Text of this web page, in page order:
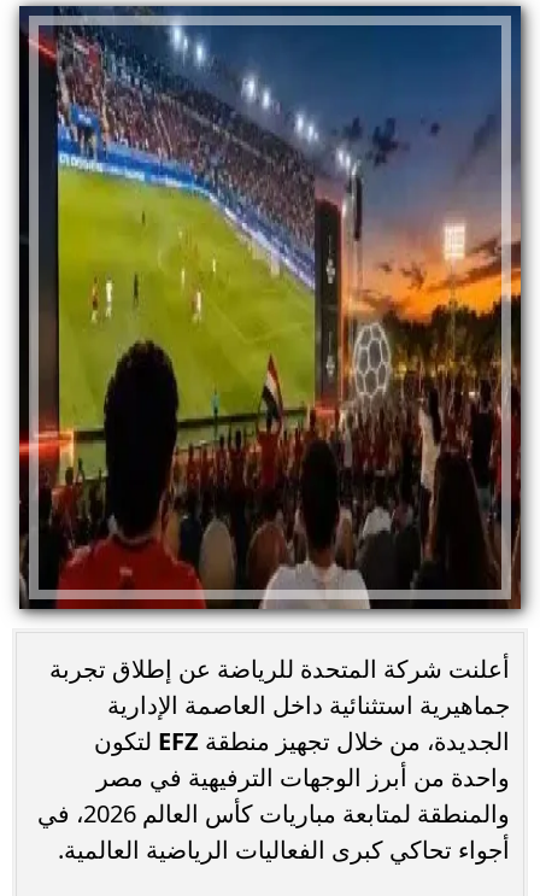
أعلنت شركة المتحدة للرياضة عن إطلاق تجربة
جماهيرية استثنائية داخل العاصمة الإدارية
الجديدة، من خلال تجهيز منطقة EFZ لتكون
واحدة من أبرز الوجهات الترفيهية في مصر
والمنطقة لمتابعة مباريات كأس العالم 2026، في
أجواء تحاكي كبرى الفعاليات الرياضية العالمية.